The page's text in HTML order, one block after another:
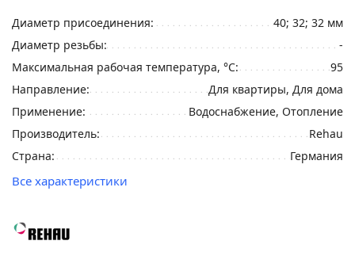
Диаметр присоединения:
40; 32; 32 мм
Диаметр резьбы:
-
Максимальная рабочая температура, °С:
95
Направление:
Для квартиры, Для дома
Применение:
Водоснабжение, Отопление
Производитель:
Rehau
Страна:
Германия
Все характеристики